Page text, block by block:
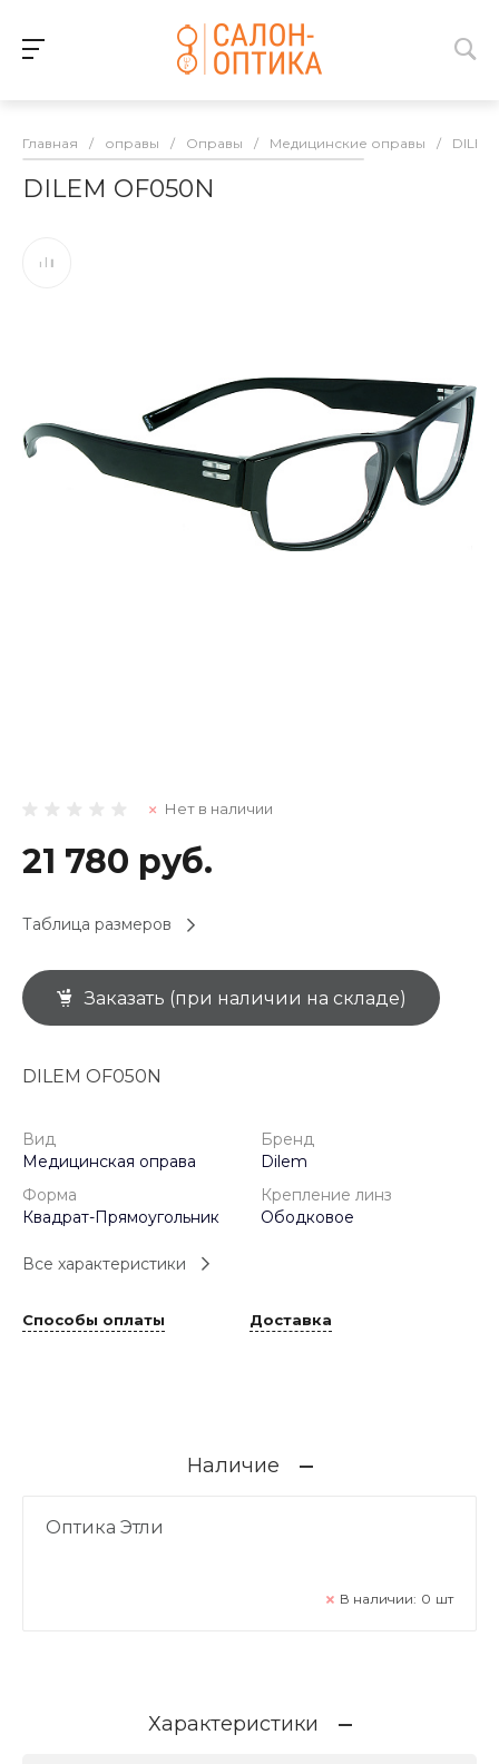
Главная / оправы / Оправы / Медицинские оправы / DILEM
DILEM OF050N
Нет в наличии
21 780 руб.
Таблица размеров
Заказать (при наличии на складе)
DILEM OF050N
Вид
Медицинская оправа
Бренд
Dilem
Форма
Квадрат-Прямоугольник
Крепление линз
Ободковое
Все характеристики
Способы оплаты Доставка
Наличие
Оптика Этли
В наличии: 0 шт
Характеристики